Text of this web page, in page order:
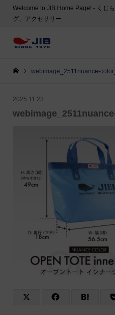
Welcome to JIB Home Page! ‐ くじ
グ、アクセサリー
webimage_2511nuance-
2025.11.23